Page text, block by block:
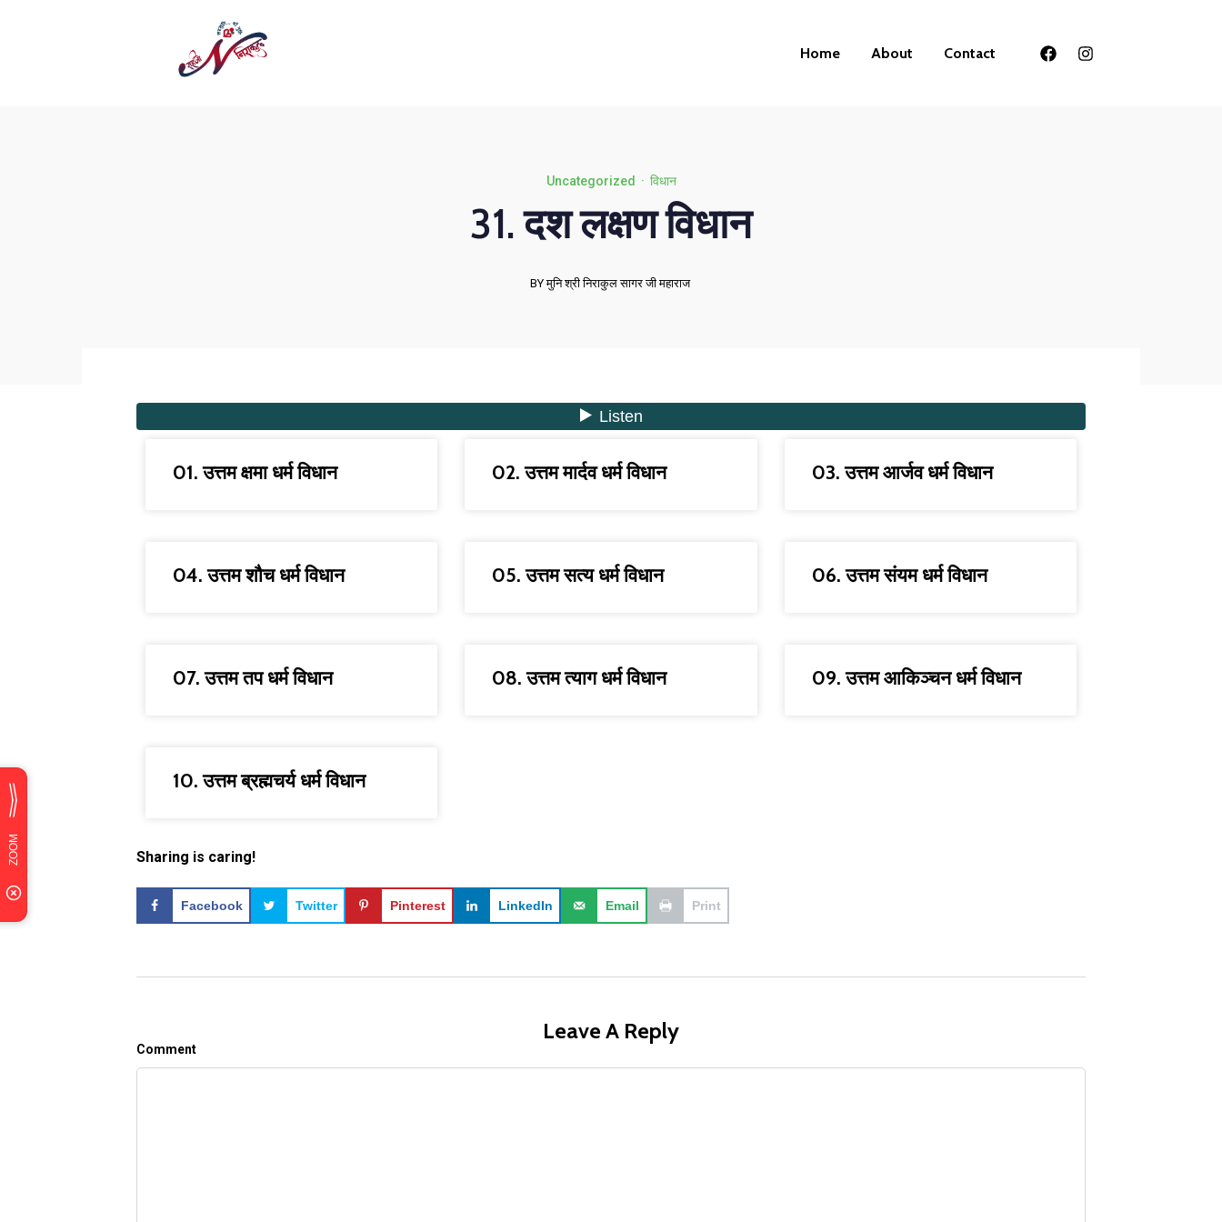
Home About Contact
Uncategorized · विधान
31. दश लक्षण विधान
BY मुनि श्री निराकुल सागर जी महाराज
01. उत्तम क्षमा धर्म विधान 02. उत्तम मार्दव धर्म विधान 03. उत्तम आर्जव धर्म विधान
04. उत्तम शौच धर्म विधान 05. उत्तम सत्य धर्म विधान 06. उत्तम संयम धर्म विधान
07. उत्तम तप धर्म विधान 08. उत्तम त्याग धर्म विधान 09. उत्तम आकिञ्चन धर्म विधान
10. उत्तम ब्रह्मचर्य धर्म विधान
Sharing is caring!
Facebook Twitter Pinterest LinkedIn Email Print
Leave A Reply
Comment